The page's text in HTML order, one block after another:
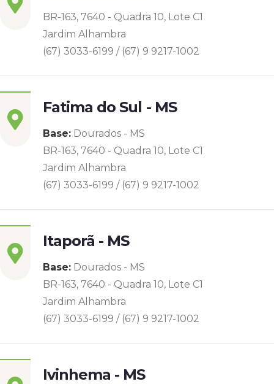
BR-163, 7640 - Quadra 10, Lote C1
Jardim Alhambra
(67) 3033-6199 / (67) 9 9217-1002
Fatima do Sul - MS
Base: Dourados - MS
BR-163, 7640 - Quadra 10, Lote C1
Jardim Alhambra
(67) 3033-6199 / (67) 9 9217-1002
Itaporã - MS
Base: Dourados - MS
BR-163, 7640 - Quadra 10, Lote C1
Jardim Alhambra
(67) 3033-6199 / (67) 9 9217-1002
Ivinhema - MS